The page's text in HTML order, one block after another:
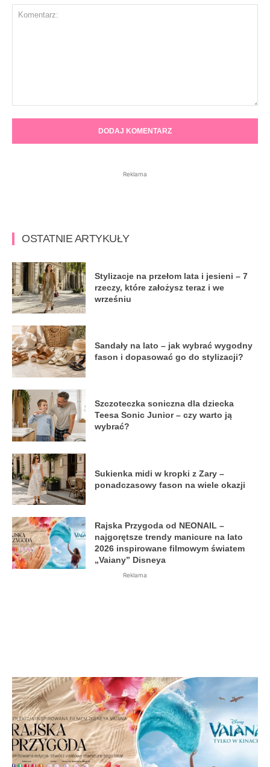
Reklama
OSTATNIE ARTYKUŁY
Stylizacje na przełom lata i jesieni – 7
rzeczy, które założysz teraz i we
wrześniu
Sandały na lato – jak wybrać wygodny
fason i dopasować go do stylizacji?
Szczoteczka soniczna dla dziecka
Teesa Sonic Junior – czy warto ją
wybrać?
Sukienka midi w kropki z Zary –
ponadczasowy fason na wiele okazji
Rajska Przygoda od NEONAIL –
najgorętsze trendy manicure na lato
2026 inspirowane filmowym światem
„Vaiany” Disneya
Reklama